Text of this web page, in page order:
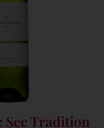
Sec Tradition